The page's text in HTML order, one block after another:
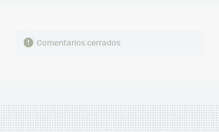
Comentarios cerrados